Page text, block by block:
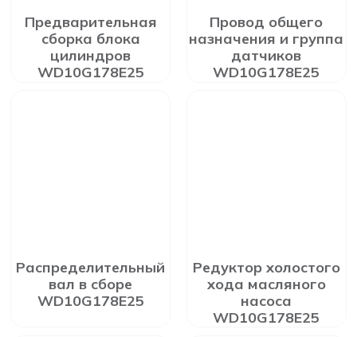
Предварительная
сборка блока
цилиндров
WD10G178E25
Провод общего
назначения и группа
датчиков
WD10G178E25
Распределительный
вал в сборе
WD10G178E25
Редуктор холостого
хода масляного
насоса
WD10G178E25